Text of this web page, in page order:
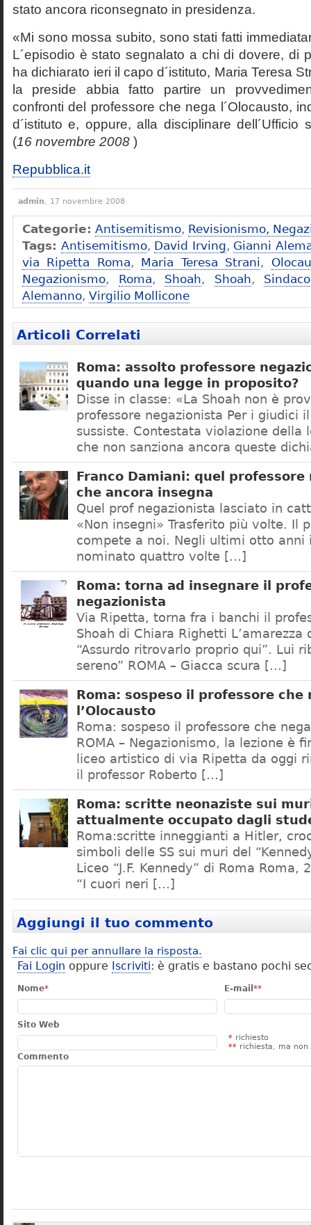
stato ancora riconsegnato in presidenza.
«Mi sono mossa subito, sono stati fatti
L´episodio è stato segnalato a chi di dovere, di
ha dichiarato ieri il capo d´istituto, Maria Teresa
la preside abbia fatto partire un
confronti del professore che nega l´Olocausto,
d´istituto e, oppure, alla disciplinare dell´Ufficio
(16 novembre 2008 )
Repubblica.it
admin, 17 novembre 2008
Categorie: Antisemitismo, Revisionismo,
Tags: Antisemitismo, David Irving, Gianni
via Ripetta Roma, Maria Teresa Strani,
Negazionismo, Roma, Shoah, Shoah,
Alemanno, Virgilio Mollicone
Articoli Correlati
Roma: assolto professore
quando una legge in proposito?
Disse in classe: «La Shoah non è
professore negazionista Per i giudici
sussiste. Contestata violazione della
che non sanziona ancora queste
Franco Damiani: quel professore
che ancora insegna
Quel prof negazionista lasciato in
«Non insegni» Trasferito più volte. Il
compete a noi. Negli ultimi otto anni
nominato quattro volte […]
Roma: torna ad insegnare il
negazionista
Via Ripetta, torna fra i banchi il
Shoah di Chiara Righetti L’amarezza
“Assurdo ritrovarlo proprio qui”. Lui
sereno” ROMA – Giacca scura […]
Roma: sospeso il professore che
l’Olocausto
Roma: sospeso il professore che
ROMA – Negazionismo, la lezione è
liceo artistico di via Ripetta da oggi
il professor Roberto […]
Roma: scritte neonaziste sui
attualmente occupato dagli
Roma:scritte inneggianti a Hitler,
simboli delle SS sui muri del
Liceo “J.F. Kennedy” di Roma Roma,
“I cuori neri […]
Aggiungi il tuo commento
Fai clic qui per annullare la risposta.
Fai Login oppure Iscriviti: è gratis e bastano pochi
Nome* E-mail **
Sito Web
* richiesto
** richiesta, ma non
Commento